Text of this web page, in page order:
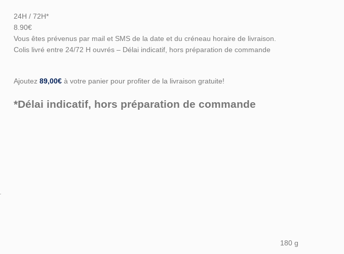
24H / 72H*
8.90€
Vous êtes prévenus par mail et SMS de la date et du créneau horaire de livraison.
Colis livré entre 24/72 H ouvrés – Délai indicatif, hors préparation de commande
Ajoutez 89,00€ à votre panier pour profiter de la livraison gratuite!
*Délai indicatif, hors préparation de commande
180 g